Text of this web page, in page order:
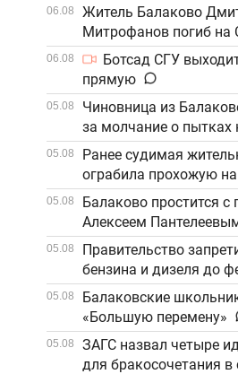
06.08
Житель Балаково
Митрофанов погиб на
06.08
Ботсад СГУ
прямую
05.08
Чиновница из
за молчание о пытках
05.08
Ранее судимая
ограбила прохожую
05.08
Балаково простится
Алексеем
05.08
Правительство
бензина и дизеля до
05.08
Балаковские
«Большую перемену»
05.08
ЗАГС назвал четыре
для бракосочетания в